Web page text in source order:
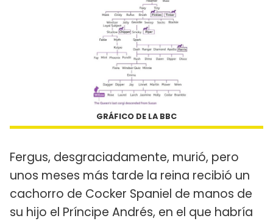
GRÁFICO DE LA BBC
Fergus, desgraciadamente, murió, pero
unos meses más tarde la reina recibió un
cachorro de Cocker Spaniel de manos de
su hijo el Príncipe Andrés, en el que habría